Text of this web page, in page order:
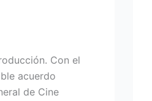
Con el
acuerdo
de Cine